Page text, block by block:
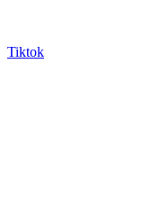
Tiktok